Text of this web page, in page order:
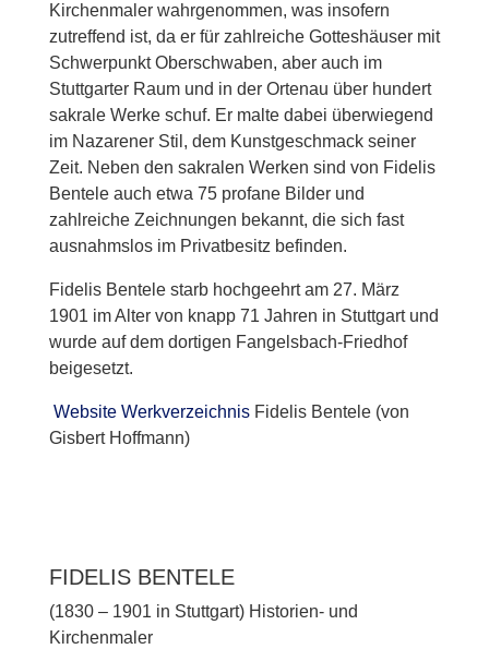
Kirchenmaler wahrgenommen, was insofern
zutreffend ist, da er für zahlreiche Gotteshäuser mit
Schwerpunkt Oberschwaben, aber auch im
Stuttgarter Raum und in der Ortenau über hundert
sakrale Werke schuf. Er malte dabei überwiegend
im Nazarener Stil, dem Kunstgeschmack seiner
Zeit. Neben den sakralen Werken sind von Fidelis
Bentele auch etwa 75 profane Bilder und
zahlreiche Zeichnungen bekannt, die sich fast
ausnahmslos im Privatbesitz befinden.
Fidelis Bentele starb hochgeehrt am 27. März
1901 im Alter von knapp 71 Jahren in Stuttgart und
wurde auf dem dortigen Fangelsbach-Friedhof
beigesetzt.
Website WerkverzeichnisFidelis Bentele (von
Gisbert Hoffmann)
FIDELIS BENTELE
(1830 – 1901 in Stuttgart) Historien- und
Kirchenmaler